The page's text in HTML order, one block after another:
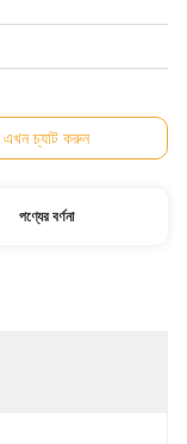
এখন চ্যাট করুন
পণ্যের বর্ণনা